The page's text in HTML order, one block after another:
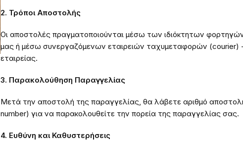
2. Τρόποι Αποστολής
Οι αποστολές πραγματοποιούνται μέσω των ιδιόκτητων
μας ή μέσω συνεργαζόμενων εταιρειών ταχυμεταφορών (courier)
εταιρείας.
3. Παρακολούθηση Παραγγελίας
Μετά την αποστολή της παραγγελίας, θα λάβετε αριθμό
number) για να παρακολουθείτε την πορεία της παραγγελίας σας.
4. Ευθύνη και Καθυστερήσεις